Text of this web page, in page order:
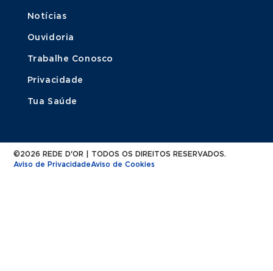
Notícias
Ouvidoria
Trabalhe Conosco
Privacidade
Tua Saúde
©2026 REDE D'OR | TODOS OS DIREITOS RESERVADOS.
Aviso de PrivacidadeAviso de Cookies